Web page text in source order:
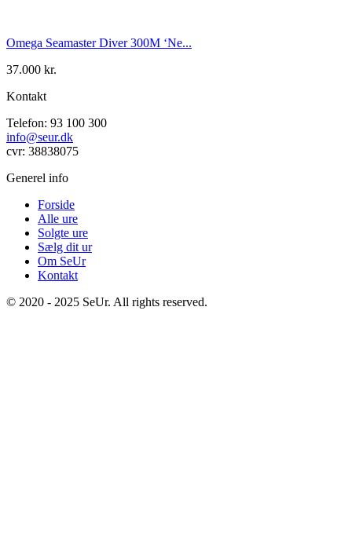
Omega Seamaster Diver 300M ‘Ne...
37.000 kr.
Kontakt
Telefon: 93 100 300
info@seur.dk
cvr: 38838075
Generel info
Forside
Alle ure
Solgte ure
Sælg dit ur
Om SeUr
Kontakt
© 2020 - 2025 SeUr. All rights reserved.